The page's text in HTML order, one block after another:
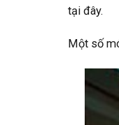
tại đây.
Một số